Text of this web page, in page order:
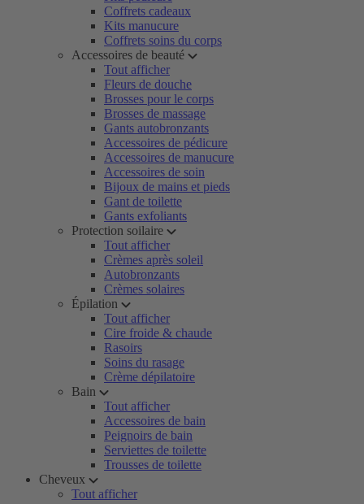
Coffrets cadeaux
Kits manucure
Coffrets soins du corps
Accessoires de beauté
Tout afficher
Fleurs de douche
Brosses pour le corps
Brosses de massage
Gants autobronzants
Accessoires de pédicure
Accessoires de manucure
Accessoires de soin
Bijoux de mains et pieds
Gant de toilette
Gants exfoliants
Protection soilaire
Tout afficher
Crèmes après soleil
Autobronzants
Crèmes solaires
Épilation
Tout afficher
Cire froide & chaude
Rasoirs
Soins du rasage
Crème dépilatoire
Bain
Tout afficher
Accessoires de bain
Peignoirs de bain
Serviettes de toilette
Trousses de toilette
Cheveux
Tout afficher